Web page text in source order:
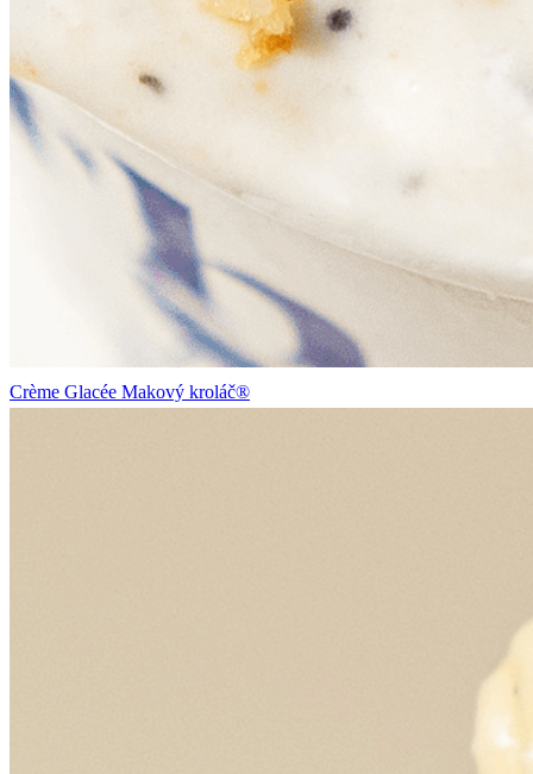
Crème Glacée Makový kroláč®